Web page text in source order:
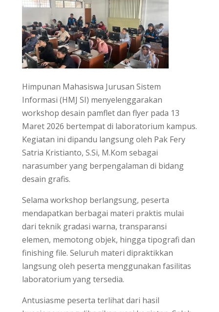
Himpunan Mahasiswa Jurusan Sistem
Informasi (HMJ SI) menyelenggarakan
workshop desain pamflet dan flyer pada 13
Maret 2026 bertempat di laboratorium kampus.
Kegiatan ini dipandu langsung oleh Pak Fery
Satria Kristianto, S.Si, M.Kom sebagai
narasumber yang berpengalaman di bidang
desain grafis.
Selama workshop berlangsung, peserta
mendapatkan berbagai materi praktis mulai
dari teknik gradasi warna, transparansi
elemen, memotong objek, hingga tipografi dan
finishing file. Seluruh materi dipraktikkan
langsung oleh peserta menggunakan fasilitas
laboratorium yang tersedia.
Antusiasme peserta terlihat dari hasil